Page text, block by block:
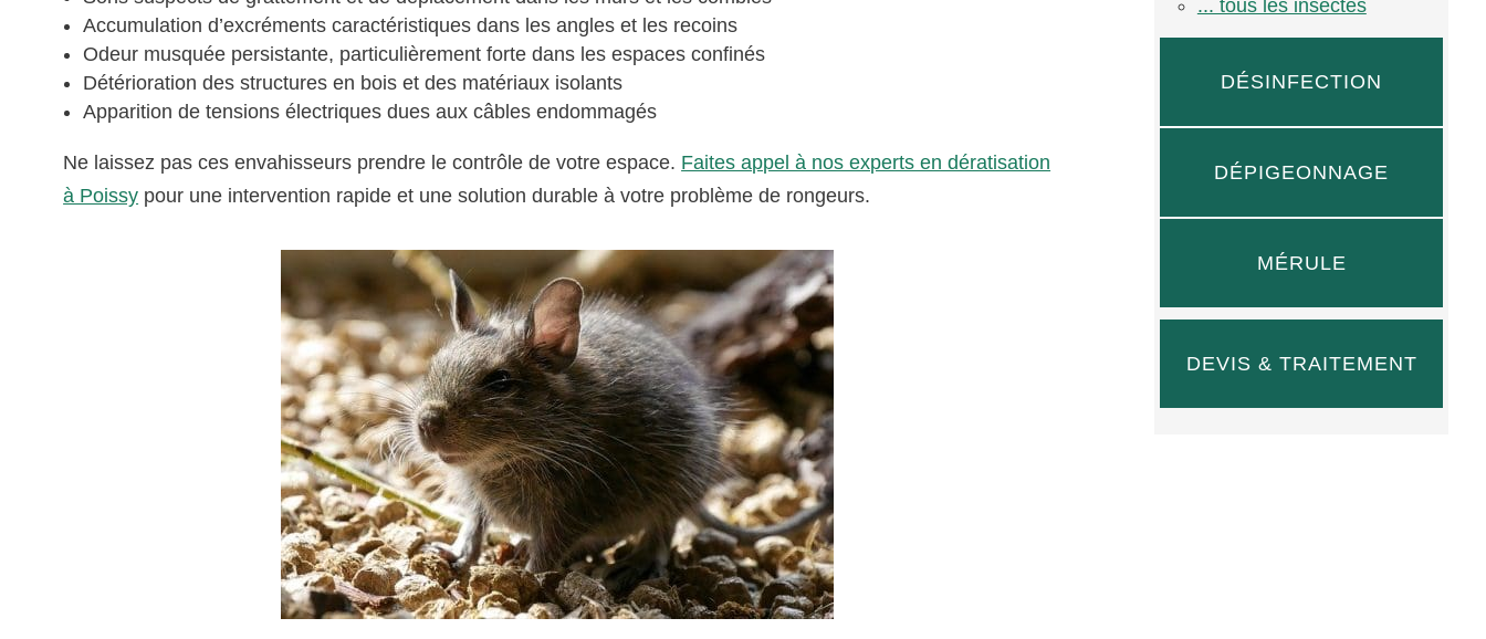
Accumulation d’excréments caractéristiques dans les angles et les recoins
Odeur musquée persistante, particulièrement forte dans les espaces confinés
Détérioration des structures en bois et des matériaux isolants
Apparition de tensions électriques dues aux câbles endommagés
Ne laissez pas ces envahisseurs prendre le contrôle de votre espace. Faites appel à nos experts en dératisation
à Poissy pour une intervention rapide et une solution durable à votre problème de rongeurs.
... tous les insectes
DÉSINFECTION
DÉPIGEONNAGE
MÉRULE
DEVIS & TRAITEMENT